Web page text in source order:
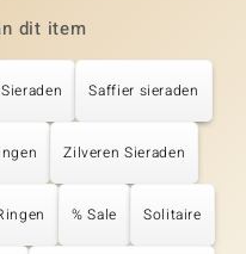
dit item
Saffier sieraden
Zilveren Sieraden
% Sale Solitaire